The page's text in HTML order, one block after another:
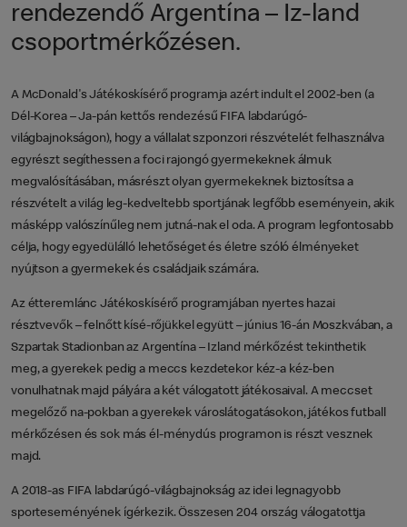
rendezendő Argentína – Iz-land
csoportmérkőzésen.
A McDonald's Játékoskísérő programja azért indult el 2002-ben (a
Dél-Korea – Ja-pán kettős rendezésű FIFA labdarúgó-
világbajnokságon), hogy a vállalat szponzori részvételét felhasználva
egyrészt segíthessen a foci rajongó gyermekeknek álmuk
megvalósításában, másrészt olyan gyermekeknek biztosítsa a
részvételt a világ leg-kedveltebb sportjának legfőbb eseményein, akik
másképp valószínűleg nem jutná-nak el oda. A program legfontosabb
célja, hogy egyedülálló lehetőséget és életre szóló élményeket
nyújtson a gyermekek és családjaik számára.
Az étteremlánc Játékoskísérő programjában nyertes hazai
résztvevők – felnőtt kísé-rőjükkel együtt – június 16-án Moszkvában, a
Szpartak Stadionban az Argentína – Izland mérkőzést tekinthetik
meg, a gyerekek pedig a meccs kezdetekor kéz-a kéz-ben
vonulhatnak majd pályára a két válogatott játékosaival. A meccset
megelőző na-pokban a gyerekek városlátogatásokon, játékos futball
mérkőzésen és sok más él-ménydús programon is részt vesznek
majd.
A 2018-as FIFA labdarúgó-világbajnokság az idei legnagyobb
sporteseményének ígérkezik. Összesen 204 ország válogatottja